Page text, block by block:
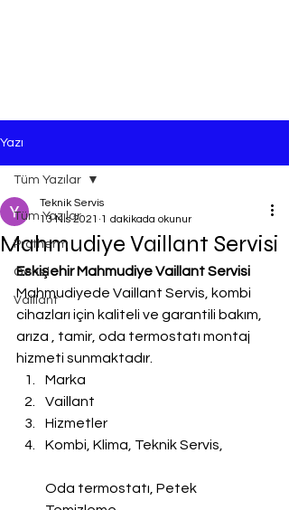
Yazı
Tüm Yazılar
Protherm
Genel
Vaillant
Tüm Yazılar
Mahmudiye Vaillant Servisi
Teknik Servis
13 Nis 2021 1 dakikada okunur
Eskişehir Mahmudiye Vaillant Servisi
Mahmudiyede Vaillant Servis, kombi
cihazları için kaliteli ve garantili bakım,
arıza , tamir, oda termostatı montaj
hizmeti sunmaktadır.
Marka
Vaillant
Hizmetler
Kombi, Klima, Teknik Servis,
Oda termostatı, Petek